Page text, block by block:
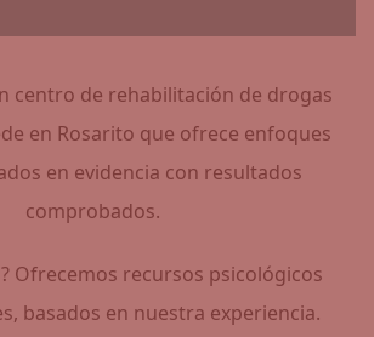
centro de rehabilitación de drogas
en Rosarito que ofrece enfoques
​​en evidencia con resultados
comprobados.
Ofrecemos recursos psicológicos
basados ​​en nuestra experiencia.